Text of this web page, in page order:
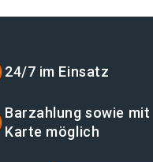
24/7 im Einsatz
Barzahlung sowie mit
Karte möglich